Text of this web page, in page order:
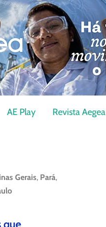
AE Play Revista Aegea
Gerais, Pará,
que